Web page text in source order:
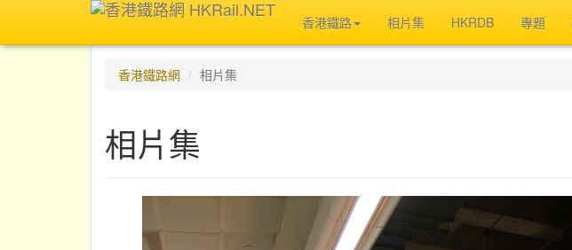
香港鐵路 相片集 HKRDB 專題
香港鐵路網 相片集
相片集